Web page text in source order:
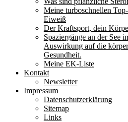
Meine turboschnellen
Eiweiß
Der Kraftsport, dein
Spaziergänge an der See
Auswirkung auf die
Gesundheit.
Meine EK-Liste
Kontakt
Newsletter
Impressum
Datenschutzerklärung
Sitemap
Links